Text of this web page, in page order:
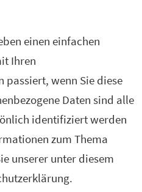
einen einfachen
Ihren
passiert, wenn Sie diese
Daten sind alle
identifiziert werden
zum Thema
unserer unter diesem